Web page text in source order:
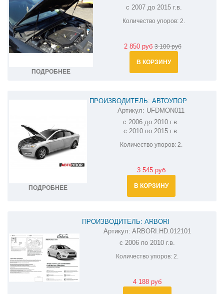
ПОДРОБНЕЕ
АМОРТИЗАТОР (УПОР) КАПОТА НА
с 2007 до 2015 г.в.
Количество упоров: 2.
2 850 руб 3 100 руб
В КОРЗИНУ
ПОДРОБНЕЕ
ПРОИЗВОДИТЕЛЬ: АВТОУПОР
АМОРТИЗАТОР (УПОР) КАПОТА НА FORD
MONDEO UFDMON011
Артикул: UFDMON011
с 2006 до 2010 г.в.
с 2010 по 2015 г.в.
Количество упоров:2.
3 545 руб
В КОРЗИНУ
ПРОИЗВОДИТЕЛЬ: ARBORI
АМОРТИЗАТОРЫ (УПОРЫ) КАПОТА НА FORD
MONDEO ARBORI.HD.012101
Артикул: ARBORI.HD.012101
с 2006 по 2010 г.в.
Количество упоров: 2.
4 188 руб